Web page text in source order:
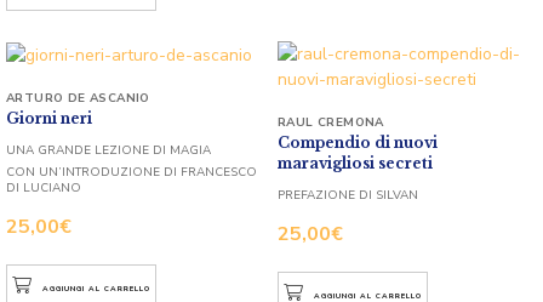
Giorni neri
25,00€
ARTURO DE ASCANIO
UNA GRANDE LEZIONE DI MAGIA
CON UN’INTRODUZIONE DI FRANCESCO
DI LUCIANO
AGGIUNGI AL CARRELLO
Compendio di nuovi
maravigliosi secreti
25,00€
RAUL CREMONA
PREFAZIONE DI SILVAN
AGGIUNGI AL CARRELLO